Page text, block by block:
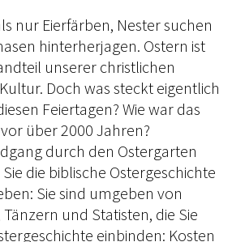
nur Eierfärben, Nester suchen
hinterherjagen. Ostern ist
unserer christlichen
Doch was steckt eigentlich
Feiertagen? Wie war das
über 2000 Jahren?
durch den Ostergarten
die biblische Ostergeschichte
Sie sind umgeben von
und Statisten, die Sie
einbinden: Kosten